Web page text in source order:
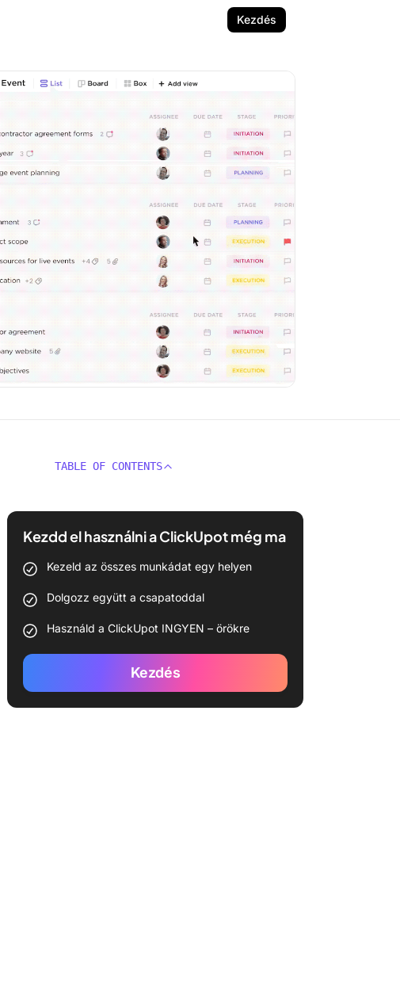
Kezdés
TABLE OF CONTENTS
Kezdd el használni a ClickUpot még ma
Kezeld az összes munkádat egy helyen
Dolgozz együtt a csapatoddal
Használd a ClickUpot INGYEN – örökre
Kezdés